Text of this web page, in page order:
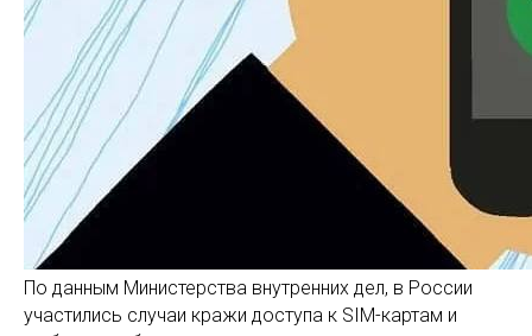
По данным Министерства внутренних дел, в России
участились случаи кражи доступа к SIM-картам и